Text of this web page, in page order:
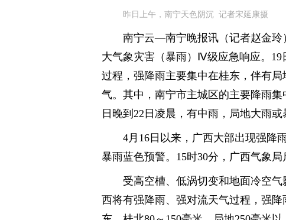
昨日上午，南宁天色阴沉 记者宋延康摄
南宁云—南宁晚报讯（记者赵金玲
大气象灾害（暴雨）Ⅳ级应急响应。
过程，强降雨主要集中在桂东，伴有
气。其中，南宁市主城区的主要降雨
日晚到22日凌晨，有中雨，局地大雨或
4月16日以来，广西大部出现强降
暴雨蓝色预警。15时30分，广西气象
受高空槽、低涡切变和地面冷空
西将有强降雨、强对流天气过程，强